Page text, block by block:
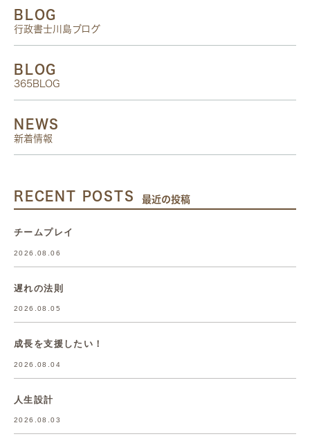
BLOG
行政書士川島ブログ
BLOG
365BLOG
NEWS
新着情報
RECENT POSTS 最近の投稿
チームプレイ
2026.08.06
遅れの法則
2026.08.05
成長を支援したい！
2026.08.04
人生設計
2026.08.03